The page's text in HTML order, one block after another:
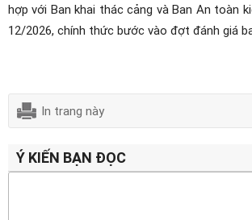
hợp với Ban khai thác cảng và Ban An
12/2026, chính thức bước vào đợt đánh giá
In trang này
Ý KIẾN BẠN ĐỌC